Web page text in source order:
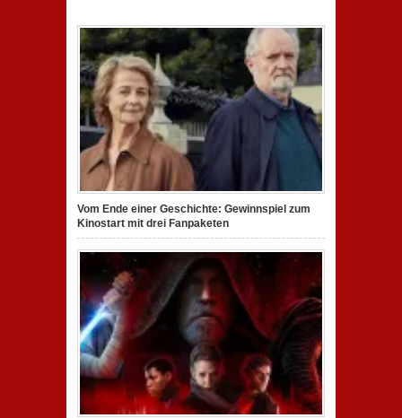
Vom Ende einer Geschichte: Gewinnspiel zum
Kinostart mit drei Fanpaketen